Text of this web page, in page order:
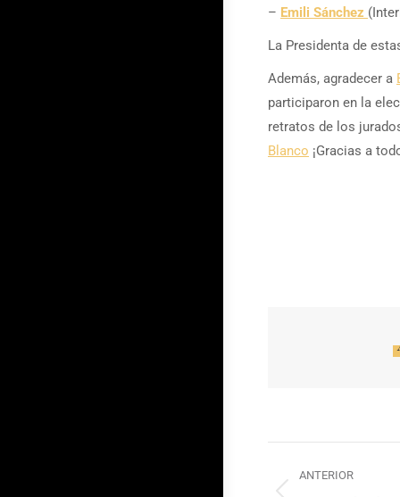
– Emili Sánchez
La Presidenta de
Además, agradecer a
participaron en la
retratos de los
Blanco ¡Gracias a
ANTERIOR